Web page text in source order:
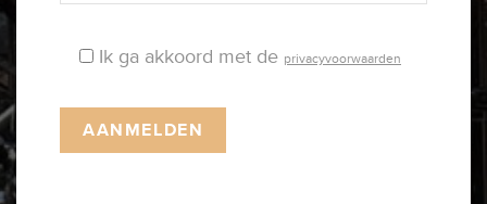
Ik ga akkoord met de privacyvoorwaarden